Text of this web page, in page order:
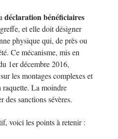
déclaration bénéficiaires
et elle doit désigner
physique qui, de près ou
Ce mécanisme, mis en
1er décembre 2016,
les montages complexes et
raquette. La moindre
des sanctions sévères.
voici les points à retenir :